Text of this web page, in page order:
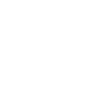
Magnesium